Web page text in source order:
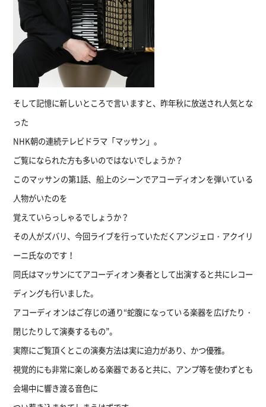
そして記憶に新しいところで言いますと、昨年秋に放送され人気とな
った
NHK朝の連続テレビドラマ「マッサン」。
ご覧になられた方も多いのではないでしょうか？
このマッサンの第1話、船上のシーンでアコーディオンを弾いている
人物がいたのを
覚えていらっしゃるでしょうか？
その人がズバリ、今回ライブを行っていただくアンジェロ・アクイリ
ーニ氏なのです！
同氏はマッサンにてアコーディオン奏者として出演すると共にレコー
ディングも行いました。
アコーディオンはご存じの通り“蛇腹になっている楽器を広げたり・
閉じたりして演奏するもの”。
実際にご覧頂くとこの演奏方法は実に迫力があり、かつ優雅。
視覚的にも非常に楽しめる楽器であると共に、アンプ等を使わずとも
会場中に響き渡る音色に